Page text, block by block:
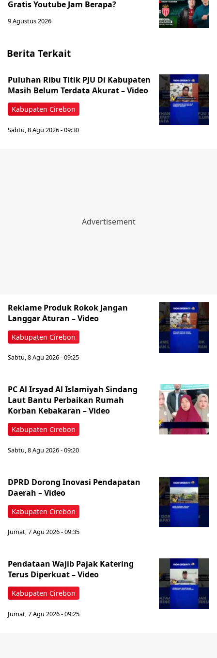
Gratis Youtube Jam Berapa?
9 Agustus 2026
Berita Terkait
Kabupaten Cirebon
‎Puluhan Ribu Titik PJU Di Kabupaten
Masih Belum Terdata Akurat – Video
Sabtu, 8 Agu 2026 - 09:30
Kabupaten Cirebon
‎Reklame Produk Rokok Jangan
Langgar Aturan – Video
Sabtu, 8 Agu 2026 - 09:25
Kabupaten Cirebon
PC Al Irsyad Al Islamiyah Sindang
Laut Bantu Perbaikan Rumah
Korban Kebakaran – Video
Sabtu, 8 Agu 2026 - 09:20
Kabupaten Cirebon
‎DPRD Dorong Inovasi Pendapatan
Daerah – Video
Jumat, 7 Agu 2026 - 09:35
Kabupaten Cirebon
Pendataan Wajib Pajak Katering
Terus Diperkuat – Video
Jumat, 7 Agu 2026 - 09:25